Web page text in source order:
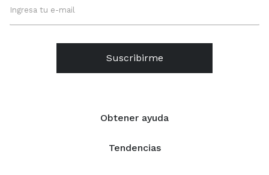
Obtener ayuda
Tendencias
Suscribirme